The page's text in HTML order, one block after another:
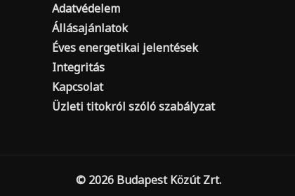
Adatvédelem
Állásajánlatok
Éves energetikai jelentések
Integritás
Kapcsolat
Üzleti titokról szóló szabályzat
© 2026 Budapest Közút Zrt.